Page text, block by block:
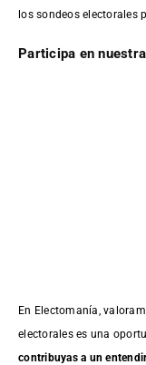
los sondeos electorales
Participa en
En Electomanía,
electorales es una
contribuyas a un